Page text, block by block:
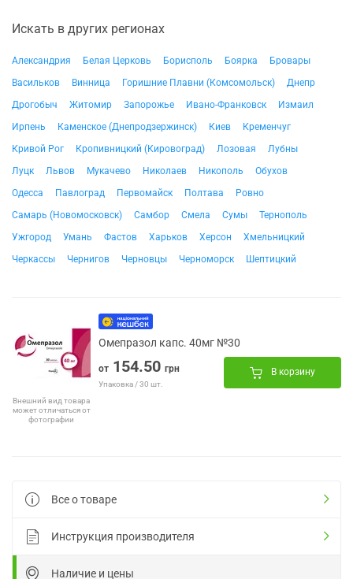
Искать в других регионах
Александрия Белая Церковь Борисполь Боярка
Бровары
Васильков
Винница Горишние Плавни (Комсомольск)
Днепр
Дрогобыч
Житомир Запорожье Ивано-Франковск
Измаил
Ирпень
Каменское (Днепродзержинск) Киев
Кременчуг
Кривой Рог
Кропивницкий (Кировоград) Лозовая
Лубны
Луцк
Львов Мукачево Николаев Никополь
Обухов
Одесса
Павлоград Первомайск Полтава
Ровно
Самарь (Новомосковск)
Самбор Смела Сумы
Тернополь
Ужгород
Умань Фастов Харьков Херсон
Хмельницкий
Черкассы
Чернигов Черновцы Черноморск Шептицкий
Внешний вид товара
может отличаться от
фотографии
Омепразол капс. 40мг №30
от 154.50 грн
Упаковка / 30 шт.
В корзину
Все о товаре
Инструкция производителя
Наличие и цены